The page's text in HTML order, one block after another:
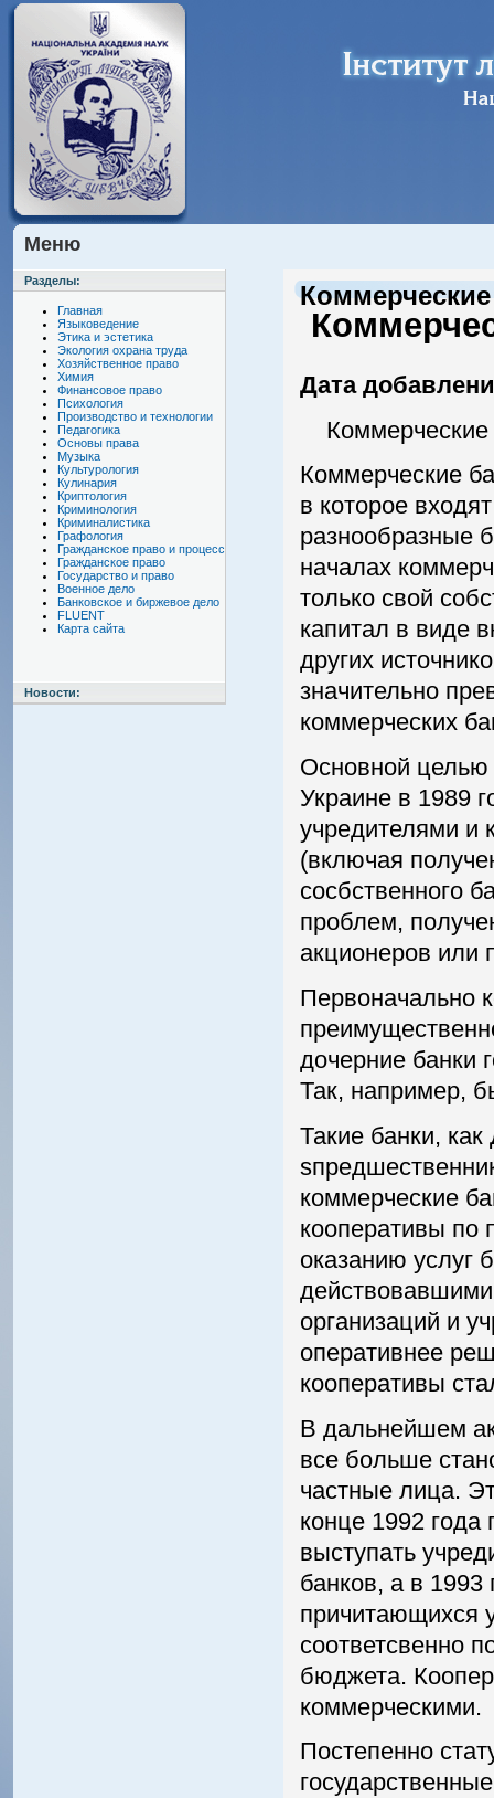
Меню
Разделы:
Главная
Языковедение
Этика и эстетика
Экология охрана труда
Хозяйственное право
Химия
Финансовое право
Психология
Производство и технологии
Педагогика
Основы права
Музыка
Культурология
Кулинария
Криптология
Криминология
Криминалистика
Графология
Гражданское право и процесс
Гражданское право
Государство и право
Военное дело
Банковское и биржевое дело
FLUENT
Карта сайта
Новости:
Дата
Коммерческие
Коммерческие
в которое
разнообразные
началах
только свой
капитал в виде
других
значительно
коммерческих
Основной целью
Украине в 1989
учредителями и
(включая
сосбственного
проблем,
акционеров или
Первоначально
дочерние банки
Так, например,
Такие банки,
коммерческие
кооперативы по
оказанию услуг
организаций и
оперативнее
кооперативы
В дальнейшем
все больше
частные лица.
конце 1992
выступать
банков, а в
причитающихся
соответсвенно
бюджета.
коммерческими.
Постепенно